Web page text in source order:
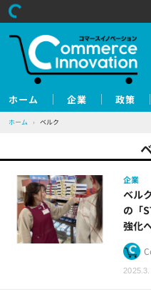
ホーム 企業 政策
ホーム › ベルク
企業
ベル
の「
強化